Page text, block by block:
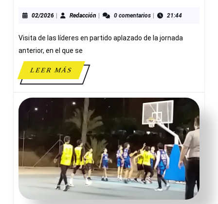
37-
C.B.
JUAN
02/202602/2026Redacción Redacción0 comentarios 21:44
Visita de las líderes en partido aplazado de la jornada
anterior, en el que se
LEER MÁSLEER
MÁS